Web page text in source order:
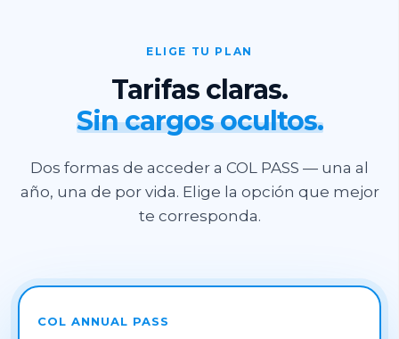
ELIGE TU PLAN
Tarifas claras.
Sin cargos ocultos.
Dos formas de acceder a COL PASS — una al
año, una de por vida. Elige la opción que mejor
te corresponda.
COL ANNUAL PASS